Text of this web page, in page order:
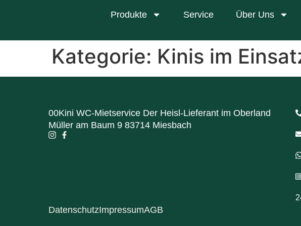
Produkte Service Über Uns
Kategorie: Kinis im
00Kini WC-Mietservice Der Heisl-Lieferant im Oberland
Müller am Baum 9 83714 Miesbach
DatenschutzImpressumAGB